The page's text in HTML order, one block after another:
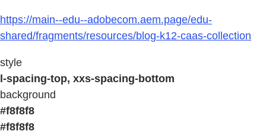
https://main--edu--adobecom.aem.page/edu-
shared/fragments/resources/blog-k12-caas-collection
style
l-spacing-top, xxs-spacing-bottom
background
#f8f8f8
#f8f8f8